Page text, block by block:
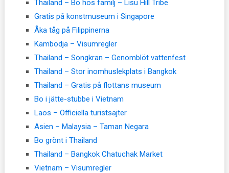
Thailand – Bo hos familj – Lisu Hill Tribe
Gratis på konstmuseum i Singapore
Åka tåg på Filippinerna
Kambodja – Visumregler
Thailand – Songkran – Genomblöt vattenfest
Thailand – Stor inomhuslekplats i Bangkok
Thailand – Gratis på flottans museum
Bo i jätte-stubbe i Vietnam
Laos – Officiella turistsajter
Asien – Malaysia – Taman Negara
Bo grönt i Thailand
Thailand – Bangkok Chatuchak Market
Vietnam – Visumregler